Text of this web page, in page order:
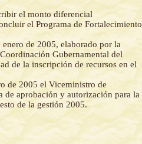
el monto diferencial
el Programa de Fortalecimiento
de 2005, elaborado por la
Gubernamental del
de la inscripción de recursos en el
de 2005 el Viceministro de
aprobación y autorización para la
de la gestión 2005.